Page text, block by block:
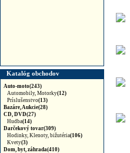
Katalóg obchodov
Auto-moto(243)
Automobily, Motorky(12)
Príslušenstvo(13)
Bazáre, Aukcie(28)
CD, DVD(27)
Hudba(14)
Darčekový tovar(309)
Hodinky, Klenoty, bižutéria(106)
Kvety(3)
Dom, byt, záhrada(410)